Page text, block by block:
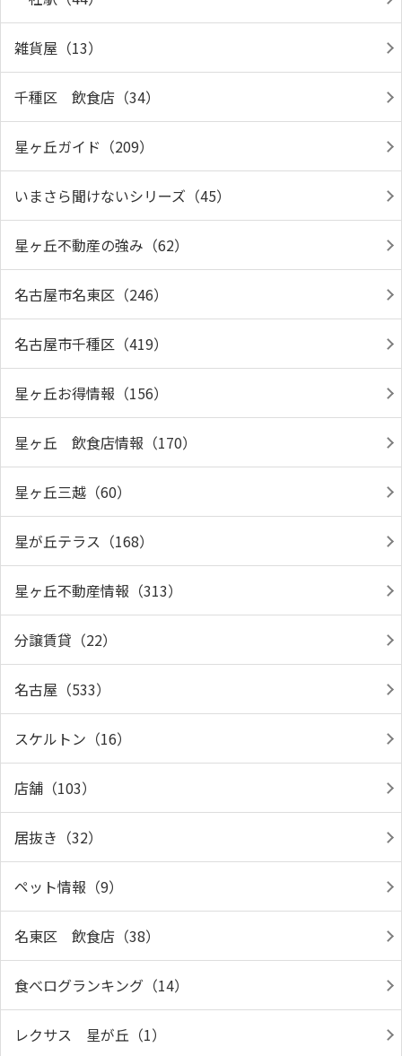
雑貨屋（13）
千種区 飲食店（34）
星ヶ丘ガイド（209）
いまさら聞けないシリーズ（45）
星ヶ丘不動産の強み（62）
名古屋市名東区（246）
名古屋市千種区（419）
星ヶ丘お得情報（156）
星ヶ丘 飲食店情報（170）
星ヶ丘三越（60）
星が丘テラス（168）
星ヶ丘不動産情報（313）
分譲賃貸（22）
名古屋（533）
スケルトン（16）
店舗（103）
居抜き（32）
ペット情報（9）
名東区 飲食店（38）
食べログランキング（14）
レクサス 星が丘（1）